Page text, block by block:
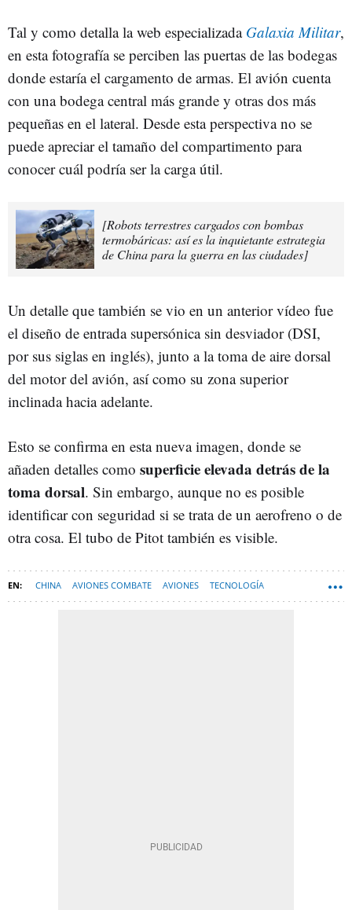
Tal y como detalla la web especializadaGalaxia Militar,
en esta fotografía se perciben las puertas de las bodegas
donde estaría el cargamento de armas. El avión cuenta
con una bodega central más grande y otras dos más
pequeñas en el lateral. Desde esta perspectiva no se
puede apreciar el tamaño del compartimento para
conocer cuál podría ser la carga útil.
[Robots terrestres cargados con bombas
termobáricas: así es la inquietante estrategia
de China para la guerra en las ciudades]
Un detalle que también se vio en un anterior vídeo fue
el diseño de entrada supersónica sin desviador (DSI,
por sus siglas en inglés), junto a la toma de aire dorsal
del motor del avión, así como su zona superior
inclinada hacia adelante.
Esto se confirma en esta nueva imagen, donde se
añaden detalles como superficie elevada detrás de la
toma dorsal. Sin embargo, aunque no es posible
identificar con seguridad si se trata de un aerofreno o de
otra cosa. El tubo de Pitot también es visible.
CHINA AVIONES COMBATE AVIONES TECNOLOGÍA